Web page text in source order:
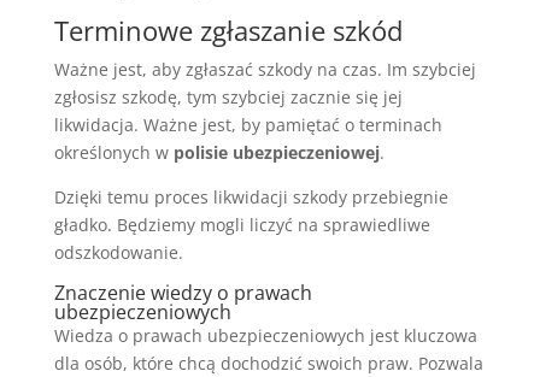
Terminowe zgłaszanie szkód
Ważne jest, aby zgłaszać szkody na czas. Im szybciej
zgłosisz szkodę, tym szybciej zacznie się jej
likwidacja. Ważne jest, by pamiętać o terminach
określonych w polisie ubezpieczeniowej.
Dzięki temu proces likwidacji szkody przebiegnie
gładko. Będziemy mogli liczyć na sprawiedliwe
odszkodowanie.
Znaczenie wiedzy o prawach
ubezpieczeniowych
Wiedza o prawach ubezpieczeniowych jest kluczowa
dla osób, które chcą dochodzić swoich praw. Pozwala